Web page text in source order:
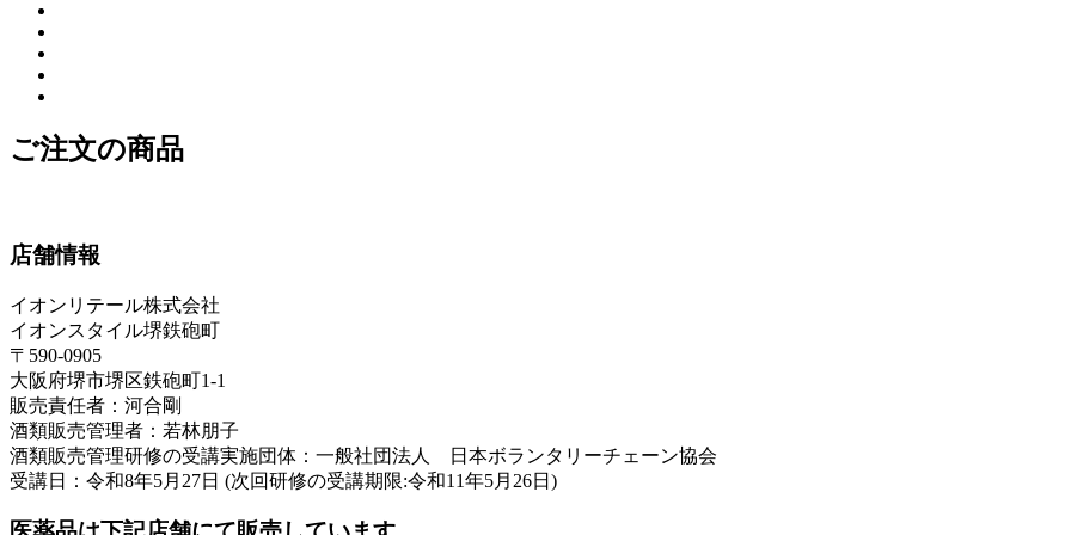
ご注文の商品
店舗情報
イオンリテール株式会社
イオンスタイル堺鉄砲町
〒590-0905
大阪府堺市堺区鉄砲町1-1
販売責任者：河合剛
酒類販売管理者：若林朋子
酒類販売管理研修の受講実施団体：一般社団法人 日本ボランタリーチェーン協会
受講日：令和8年5月27日 (次回研修の受講期限:令和11年5月26日)